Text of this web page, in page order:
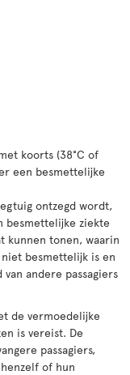
koorts (38°C of
een besmettelijke
ontzegd wordt,
besmettelijke ziekte
kunnen tonen, waarin
besmettelijk is en
andere passagiers
de vermoedelijke
is vereist. De
passagiers,
of hun